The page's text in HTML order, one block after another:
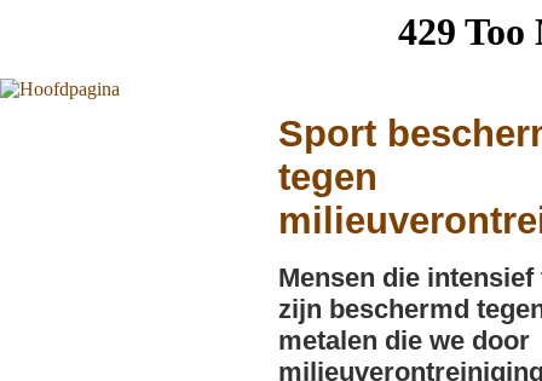
Sport
tegen
Mensen die
zijn beschermd
metalen die we door